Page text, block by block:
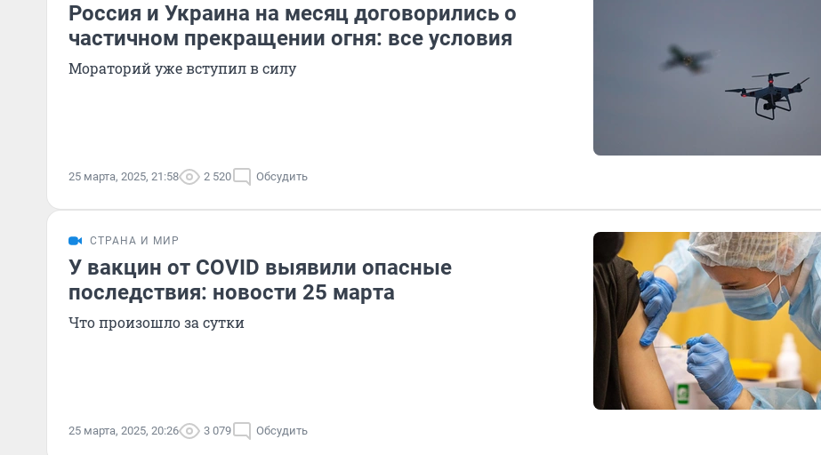
Россия и Украина на месяц договорились о
частичном прекращении огня: все условия
Мораторий уже вступил в силу
25 марта, 2025, 21:58 2 520 Обсудить
СТРАНА И МИР
У вакцин от COVID выявили опасные
последствия: новости 25 марта
Что произошло за сутки
25 марта, 2025, 20:26 3 079 Обсудить